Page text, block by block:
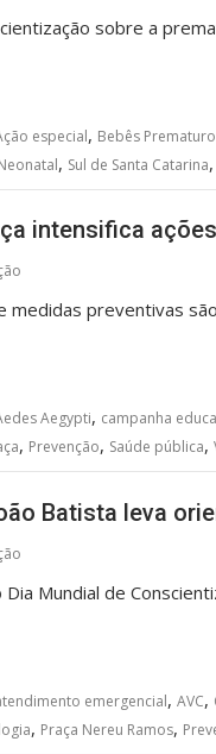
sobre a
especial, Bebês
, Sul de Santa Catarina,
intensifica
medidas preventivas
Aegypti, campanha
, Prevenção, Saúde pública,
Batista leva
Mundial de
emergencial, AVC,
, Praça Nereu Ramos,